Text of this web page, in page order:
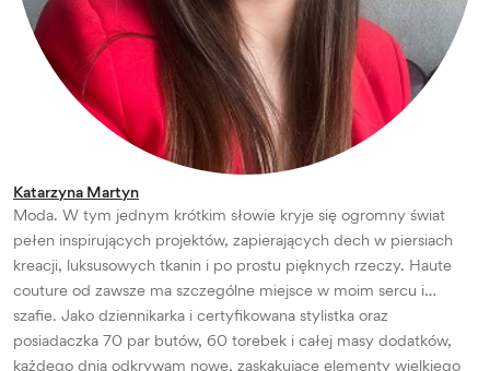
Katarzyna Martyn
Moda. W tym jednym krótkim słowie kryje się ogromny świat
pełen inspirujących projektów, zapierających dech w piersiach
kreacji, luksusowych tkanin i po prostu pięknych rzeczy. Haute
couture od zawsze ma szczególne miejsce w moim sercu i…
szafie. Jako dziennikarka i certyfikowana stylistka oraz
posiadaczka 70 par butów, 60 torebek i całej masy dodatków,
każdego dnia odkrywam nowe, zaskakujące elementy wielkiego